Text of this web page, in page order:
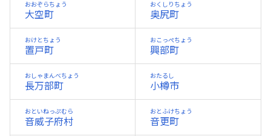
大空町
おおぞらちょう
奥尻町
おくしりちょう
置戸町
おけとちょう
興部町
おこっぺちょう
長万部町
おしゃまんべちょう
小樽市
おたるし
音威子府村
おといねっぷむら
音更町
おとふけちょう